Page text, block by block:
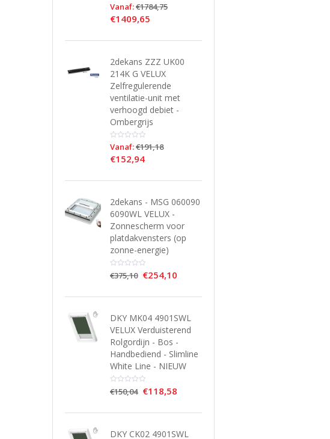
Vanaf:€1784,75
€1409,65
2dekans ZZZ UK00
214K G VELUX
Zelfregulerende
ventilatie-unit met
verhoogd debiet -
Ombergrijs
Vanaf:€191,18
€152,94
2dekans - MSG 060090
6090WL VELUX -
Zonnescherm voor
platdakvensters (op
zonne-energie)
€375,10 €254,10
DKY MK04 4901SWL
VELUX Verduisterend
Rolgordijn - Bos -
Handbediend - Slimline
White Line - NIEUW
€150,04 €118,58
DKY CK02 4901SWL